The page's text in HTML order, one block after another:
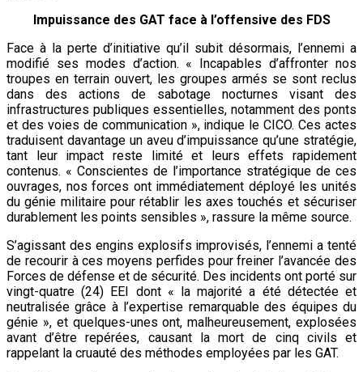
Impuissance des GAT face à l’offensive des FDS
Face à la perte d’initiative qu’il subit désormais, l’ennemi a
modifié ses modes d’action. « Incapables d’affronter nos
troupes en terrain ouvert, les groupes armés se sont reclus
dans des actions de sabotage nocturnes visant des
infrastructures publiques essentielles, notamment des ponts
et des voies de communication », indique le CICO. Ces actes
traduisent davantage un aveu d’impuissance qu’une stratégie,
tant leur impact reste limité et leurs effets rapidement
contenus. « Conscientes de l’importance stratégique de ces
ouvrages, nos forces ont immédiatement déployé les unités
du génie militaire pour rétablir les axes touchés et sécuriser
durablement les points sensibles », rassure la même source.
S’agissant des engins explosifs improvisés, l’ennemi a tenté
de recourir à ces moyens perfides pour freiner l’avancée des
Forces de défense et de sécurité. Des incidents ont porté sur
vingt-quatre (24) EEI dont « la majorité a été détectée et
neutralisée grâce à l’expertise remarquable des équipes du
génie », et quelques-unes ont, malheureusement, explosées
avant d’être repérées, causant la mort de cinq civils et
rappelant la cruauté des méthodes employées par les GAT.